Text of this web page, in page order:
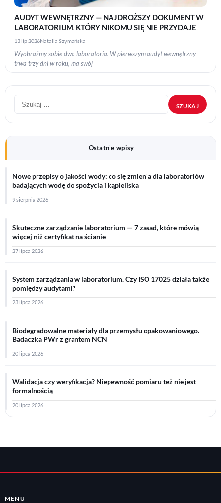
AUDYT WEWNĘTRZNY — NAJDROŻSZY DOKUMENT W
LABORATORIUM, KTÓRY NIKOMU SIĘ NIE PRZYDAJE
13 lip 2026Natalia Szymańska
Wyobraźmy sobie dwa laboratoria. W pierwszym audyt wewnętrzny
trwa trzy dni w roku, ma swój
Szukaj:
Ostatnie wpisy
Nowe przepisy o jakości wody: co się zmienia dla laboratoriów
badających wodę do spożycia i kąpieliska
9 sierpnia 2026
Skuteczne zarządzanie laboratorium — 7 zasad, które mówią
więcej niż certyfikat na ścianie
27 lipca 2026
System zarządzania w laboratorium. Czy ISO 17025 działa także
pomiędzy audytami?
23 lipca 2026
Biodegradowalne materiały dla przemysłu opakowaniowego.
Badaczka PWr z grantem NCN
20 lipca 2026
Walidacja czy weryfikacja? Niepewność pomiaru też nie jest
formalnością
20 lipca 2026
MENU